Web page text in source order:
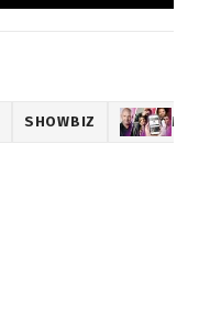
SHOWBIZ